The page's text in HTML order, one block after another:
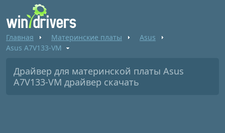
Главная Материнские платы
Asus
Asus A7V133-VM
Драйвер для материнской платы Asus
A7V133-VM драйвер скачать